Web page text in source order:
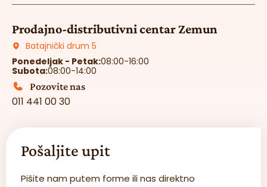
Prodajno-distributivni centar Zemun
Batajnički drum 5
Ponedeljak - Petak:08:00-16:00
Subota:08:00-14:00
Pozovite nas
011 441 00 30
Pošaljite upit
Pišite nam putem forme ili nas direktno